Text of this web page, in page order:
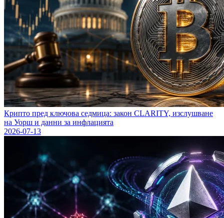
Крипто пред ключова седмица: закон CLARITY, изслушване
на Уорш и данни за инфлацията
2026-07-13